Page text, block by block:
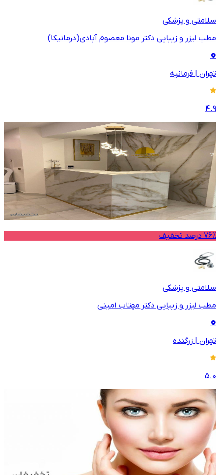
سلامتی و پزشکی
مطب لیزر و زیبایی دکتر مونا معصوم آبادی(درمانیکا)
تهران | فرمانیه
4.9
76% درصد تخفیف
سلامتی و پزشکی
مطب لیزر و زیبایی دکتر مهتاب امینی
تهران | زرگنده
5.0